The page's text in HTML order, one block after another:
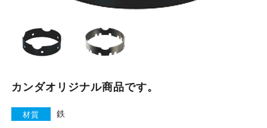
カンダオリジナル商品です。
材質 鉄